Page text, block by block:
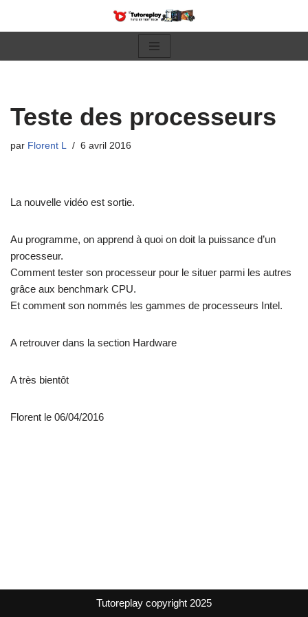
Teste des processeurs
par Florent L 6 avril 2016
La nouvelle vidéo est sortie.
Au programme, on apprend à quoi on doit la puissance d’un
processeur.
Comment tester son processeur pour le situer parmi les autres
grâce aux benchmark CPU.
Et comment son nommés les gammes de processeurs Intel.
A retrouver dans la section Hardware
A très bientôt
Florent le 06/04/2016
Tutoreplay copyright 2025